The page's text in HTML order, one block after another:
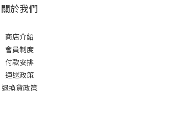
關於我們
商店介紹
會員制度
付款安排
運送政策
退換貨政策